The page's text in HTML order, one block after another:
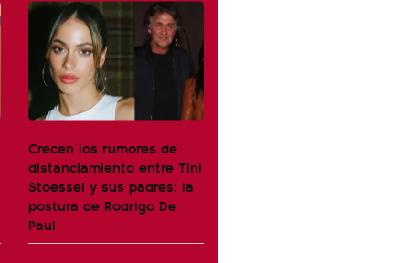
Crecen los rumores de
distanciamiento entre Tini
Stoessel y sus padres: la
postura de Rodrigo De
Paul